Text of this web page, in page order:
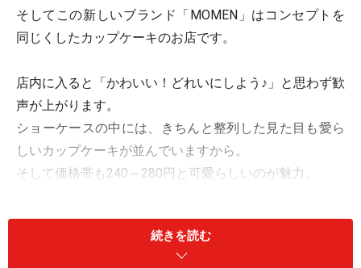
そしてこの新しいブランド「MOMEN」はコンセプトを
同じくしたカップケーキのお店です。
店内に入ると「かわいい！どれいにしよう♪」と思わず歓
声が上がります。
ショーケースの中には、きちんと整列した見た目も愛ら
しいカップケーキが並んでいますから。
そして価格帯も240～280円と可愛らしいのが魅力。
「momen」のカップケーキの生地は、豆乳とおからの入
った米粉のしっとりとしてトロッとした独特の食感で
続きを読む